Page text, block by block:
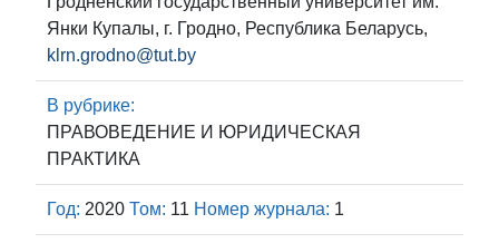
Янки Купалы, г. Гродно, Республика Беларусь,
klrn.grodno@tut.by
В рубрике:
ПРАВОВЕДЕНИЕ И ЮРИДИЧЕСКАЯ
ПРАКТИКА
Год: 2020 Том: 11 Номер журнала: 1